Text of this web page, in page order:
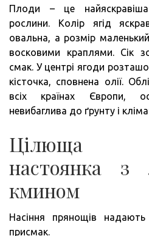
Плоди – це
рослини. Колір ягід
овальна, а розмір
восковими краплями. Сік
смак. У центрі ягоди
кісточка, сповнена олії.
всіх країнах Європи,
невибаглива до ґрунту і
Цілюща
настоянка з
кмином
Насіння прянощів
присмак.